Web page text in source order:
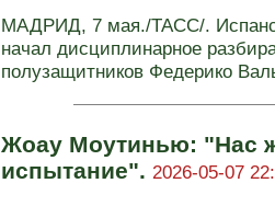
МАДРИД, 7 мая./ТАСС/.
начал дисциплинарное
полузащитников Федерико
Жоау Моутинью: "Нас
испытание". 2026-05-07